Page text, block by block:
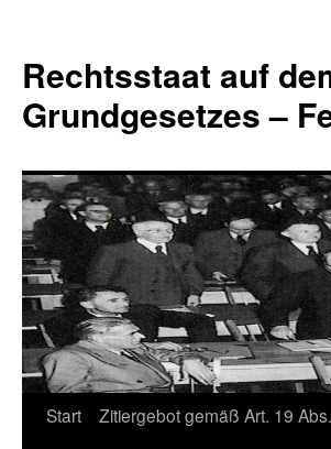
springen
Rechtsstaat auf
Grundgesetzes –
Start
Zitiergebot gemäß Art. 19